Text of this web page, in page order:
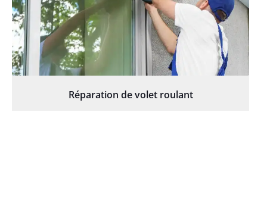
Réparation de volet roulant